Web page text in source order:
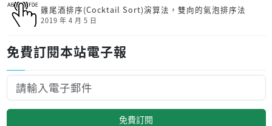
雞尾酒排序(Cocktail Sort)演算法，雙向的氣泡排序法
2019 年 4 月 5 日
免費訂閱本站電子報
免費訂閱